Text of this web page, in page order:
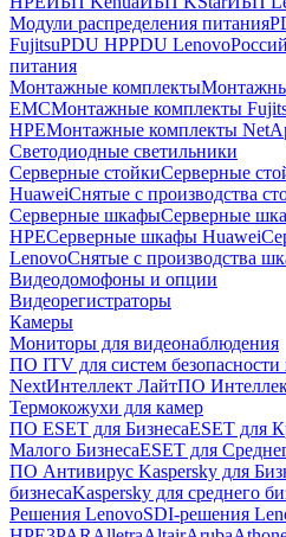
Модули распределения питания
FujitsuPDU HPPDU Lenovo
питания
Монтажные комплекты
EMCМонтажные комплекты
HPEМонтажные комплекты
Светодиодные светильники
Серверные стойкиСерверные
HuaweiСнятые с производства
Серверные шкафыСерверные
HPEСерверные шкафы Huawei
LenovoСнятые с производства
Видеодомофоны и опции
Видеорегистраторы
Камеры
Мониторы для видеонаблюдения
ПО ITV для систем
NextИнтеллект ЛайтПО
Термокожухи для камер
ПО ESET для БизнесаESET для
Малого БизнесаESET для
ПО Антивирус Kaspersky для
бизнесаKaspersky для среднего
Решения LenovoSDI-решения